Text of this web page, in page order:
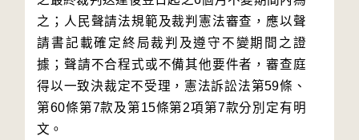
之；人民聲請法規範及裁判憲法審查，應以聲
請書記載確定終局裁判及遵守不變期間之證
據；聲請不合程式或不備其他要件者，審查庭
得以一致決裁定不受理，憲法訴訟法第59條、
第60條第7款及第15條第2項第7款分別定有明